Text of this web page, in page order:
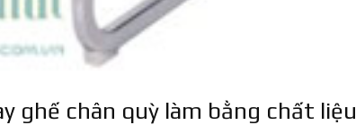
ghế chân quỳ làm bằng chất liệu